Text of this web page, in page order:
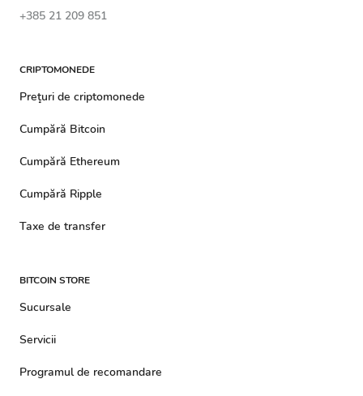
+385 21 209 851
CRIPTOMONEDE
Preţuri de criptomonede
Cumpără Bitcoin
Cumpără Ethereum
Cumpără Ripple
Taxe de transfer
BITCOIN STORE
Sucursale
Servicii
Programul de recomandare